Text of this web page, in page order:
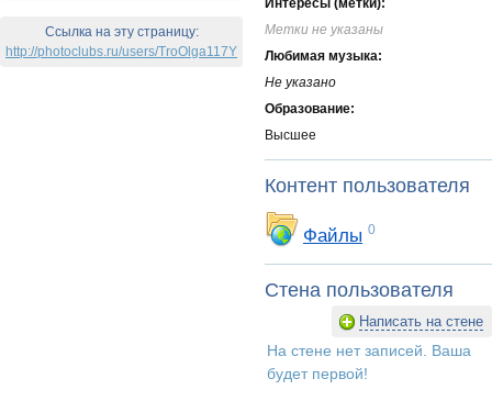
Ссылка на эту страницу:
http://photoclubs.ru/users/TroOlga117Y
Интересы (метки):
Метки не указаны
Любимая музыка:
Не указано
Образование:
Высшее
Контент пользователя
Файлы 0
Стена пользователя
Написать на стене
На стене нет записей. Ваша
будет первой!